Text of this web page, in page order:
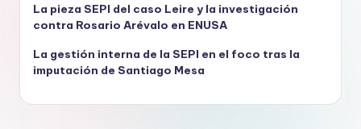
La pieza SEPI del caso Leire y la investigación
contra Rosario Arévalo en ENUSA
La gestión interna de la SEPI en el foco tras la
imputación de Santiago Mesa